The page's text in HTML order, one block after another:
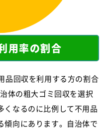
用率の割合
品回収を利用する方の割合
体の粗大ゴミ回収を選択
くなるのに比例して不用品
傾向にあります。自治体で